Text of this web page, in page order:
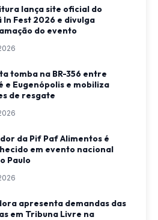
lança site oficial do
In Fest 2026 e divulga
do evento
tomba na BR-356 entre
e Eugenópolis e mobiliza
de resgate
da Pif Paf Alimentos é
em evento nacional
Paulo
apresenta demandas das
em Tribuna Livre na